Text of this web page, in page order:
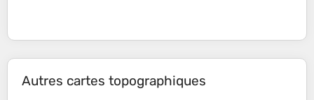
Autres cartes topographiques